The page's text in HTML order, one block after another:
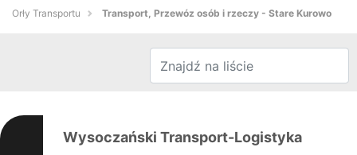
Orły Transportu Transport, Przewóz osób i rzeczy - Stare Kurowo
Wysoczański Transport-Logistyka